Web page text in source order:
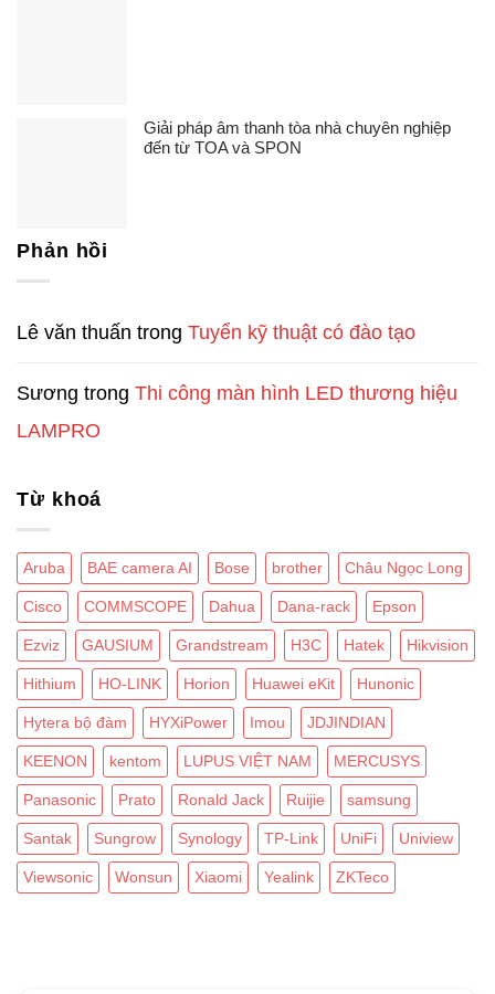
Giải pháp âm thanh tòa nhà chuyên nghiệp
đến từ TOA và SPON
Phản hồi
Lê văn thuấn trong Tuyển kỹ thuật có đào tạo
Sương trong Thi công màn hình LED thương hiệu
LAMPRO
Từ khoá
Aruba BAE camera AI Bose brother Châu Ngọc Long
Cisco COMMSCOPE Dahua Dana-rack Epson
Ezviz GAUSIUM Grandstream H3C Hatek Hikvision
Hithium HO-LINK Horion Huawei eKit Hunonic
Hytera bộ đàm HYXiPower Imou JDJINDIAN
KEENON kentom LUPUS VIỆT NAM MERCUSYS
Panasonic Prato Ronald Jack Ruijie samsung
Santak Sungrow Synology TP-Link UniFi Uniview
Viewsonic Wonsun Xiaomi Yealink ZKTeco